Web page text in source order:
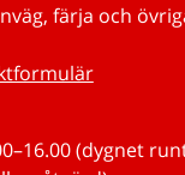
färja och
(dygnet